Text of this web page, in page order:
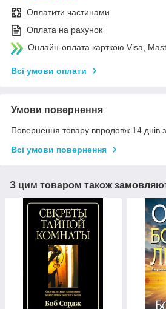
Оплатити частинами
Оплата на рахунок
Онлайн-оплата карткою Visa,
Всі умови оплати
Умови повернення
Повернення товару впродовж 14 днів
Всі умови повернення
З цим товаром також